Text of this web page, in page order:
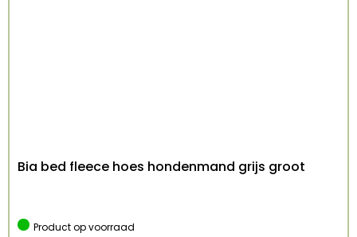
Bia bed fleece hoes hondenmand grijs groot
Product op voorraad